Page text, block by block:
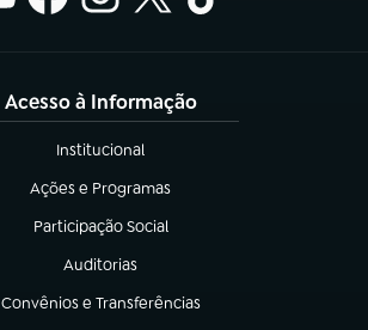
Acesso à Informação
Institucional
(abre em nova aba)
Ações e Programas
(abre em nova aba)
Participação Social
(abre em nova aba)
Auditorias
(abre em nova aba)
Convênios e Transferências
(abre em nova aba)